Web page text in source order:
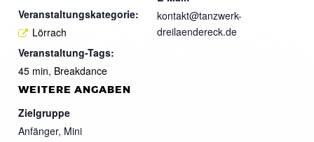
Veranstaltungskategorie:
Lörrach
Veranstaltung-Tags:
45 min, Breakdance
kontakt@tanzwerk-
dreilaendereck.de
WEITERE ANGABEN
Zielgruppe
Anfänger, Mini